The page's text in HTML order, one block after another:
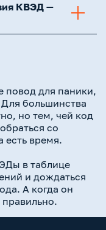
КВЭД —
повод для паники,
большинства
но тем, чей код
со
есть время.
в таблице
и дождаться
А когда он
правильно.